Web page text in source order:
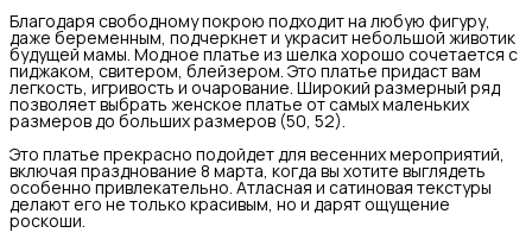
Благодаря свободному покрою подходит на любую фигуру,
даже беременным, подчеркнет и украсит небольшой животик
будущей мамы. Модное платье из шелка хорошо сочетается с
пиджаком, свитером, блейзером. Это платье придаст вам
легкость, игривость и очарование. Широкий размерный ряд
позволяет выбрать женское платье от самых маленьких
размеров до больших размеров (50, 52).
Это платье прекрасно подойдет для весенних мероприятий,
включая празднование 8 марта, когда вы хотите выглядеть
особенно привлекательно. Атласная и сатиновая текстуры
делают его не только красивым, но и дарят ощущение
роскоши.